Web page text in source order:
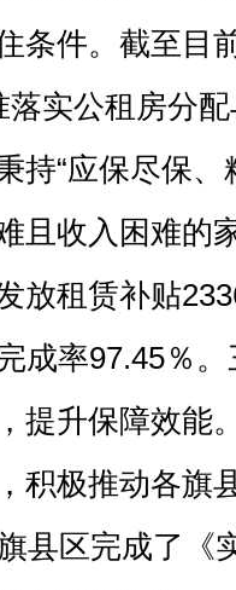
条件。截至目
实公租房分
持“应保尽保
且收入困难的
放租赁补贴
成率97.45％
提升保障效能
积极推动各旗
县区完成了《